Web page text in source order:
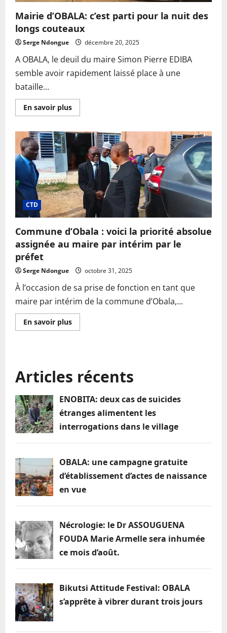
Mairie d’OBALA: c’est parti pour la nuit des
longs couteaux
Serge Ndongue décembre 20, 2025
A OBALA, le deuil du maire Simon Pierre EDIBA
semble avoir rapidement laissé place à une
bataille...
En savoir plusEn
savoir
Mairie
d’OBALA:
parti
pour
la
nuit
des
longs
couteaux
CTD
Commune d’Obala : voici la priorité absolue
assignée au maire par intérim par le
préfet
Serge Ndongue octobre 31, 2025
À l’occasion de sa prise de fonction en tant que
maire par intérim de la commune d’Obala,...
En savoir plusEn
savoir
voici
la
priorité
assignée
maire
par
intérim
le
Articles récents
ENOBITA: deux cas de suicides
étranges alimentent les
interrogations dans le village
OBALA: une campagne gratuite
d’établissement d’actes de naissance
en vue
Nécrologie: le Dr ASSOUGUENA
FOUDA Marie Armelle sera inhumée
ce mois d’août.
Bikutsi Attitude Festival: OBALA
s’apprête à vibrer durant trois jours